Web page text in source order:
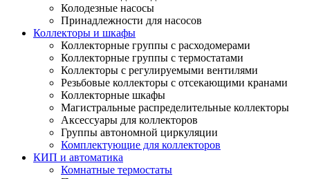
Колодезные насосы
Принадлежности для насосов
Коллекторы и шкафы
Коллекторные группы с расходомерами
Коллекторные группы с термостатами
Коллекторы с регулируемыми вентилями
Резьбовые коллекторы с отсекающими кранами
Коллекторные шкафы
Магистральные распределительные коллекторы
Аксессуары для коллекторов
Группы автономной циркуляции
Комплектующие для коллекторов
КИП и автоматика
Комнатные термостаты